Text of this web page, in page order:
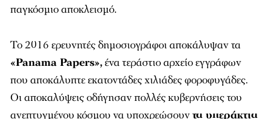
παγκόσμιο αποκλεισμό.
Το 2016 ερευνητές δημοσιογράφοι αποκάλυψαν τα
«Panama Papers»,ένα τεράστιο αρχείο εγγράφων
που αποκάλυπτε εκατοντάδες χιλιάδες φοροφυγάδες.
Οι αποκαλύψεις οδήγησαν πολλές κυβερνήσεις του
ανεπτυγμένου κόσμου να υποχρεώσουντα υπεράκτια